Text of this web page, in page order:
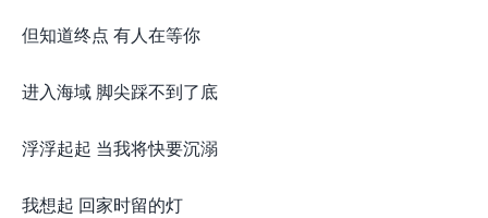
但知道终点 有人在等你
进入海域 脚尖踩不到了底
浮浮起起 当我将快要沉溺
我想起 回家时留的灯